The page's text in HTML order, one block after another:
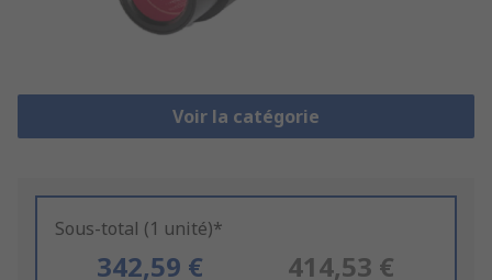
Voir la catégorie
Sous-total (1 unité)*
342,59 € 414,53 €